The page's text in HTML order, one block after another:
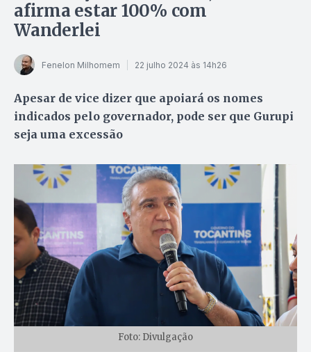
afirma estar 100% com
Wanderlei
Fenelon Milhomem 22 julho 2024 às 14h26
Apesar de vice dizer que apoiará os nomes
indicados pelo governador, pode ser que Gurupi
seja uma excessão
Foto: Divulgação